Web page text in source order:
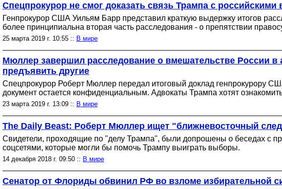
Спецпрокурор не смог доказать связь Трампа с российскими
Генпрокурор США Уильям Барр представил краткую выдержку итогов
более принципиальна вторая часть расследования - о препятствии
25 марта 2019 г. 10:55 :: В мире
Мюллер завершил расследование о вмешательстве России
предъявить другие
Спецпрокурор Роберт Мюллер передал итоговый доклад генпрокурору
документ остается конфиденциальным. Адвокаты Трампа хотят
23 марта 2019 г. 13:09 :: В мире
The Daily Beast: Роберт Мюллер ищет "ближневосточный
Свидетели, проходящие по "делу Трампа", были допрошены о беседах с
соцсетями, которые могли бы помочь Трампу выиграть выборы.
14 декабря 2018 г. 09:50 :: В мире
Сенатор от Флориды обвинил РФ во взломе избирательной